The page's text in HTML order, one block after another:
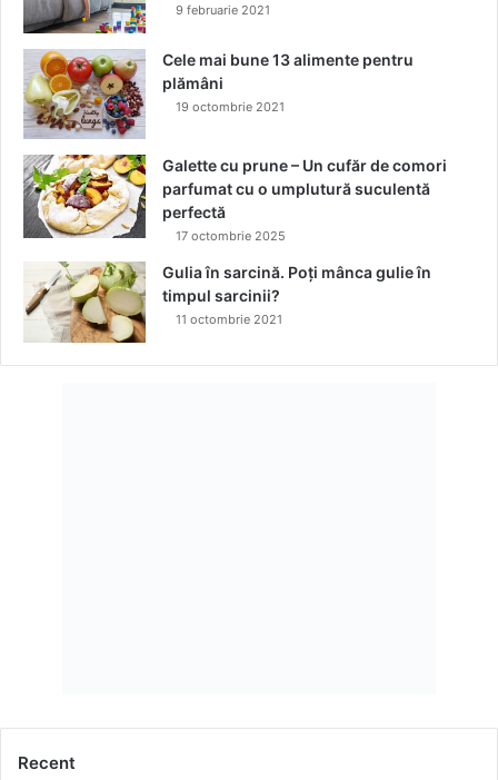
9 februarie 2021
Cele mai bune 13 alimente pentru
plămâni
19 octombrie 2021
Galette cu prune – Un cufăr de comori
parfumat cu o umplutură suculentă
perfectă
17 octombrie 2025
Gulia în sarcină. Poți mânca gulie în
timpul sarcinii?
11 octombrie 2021
Recent